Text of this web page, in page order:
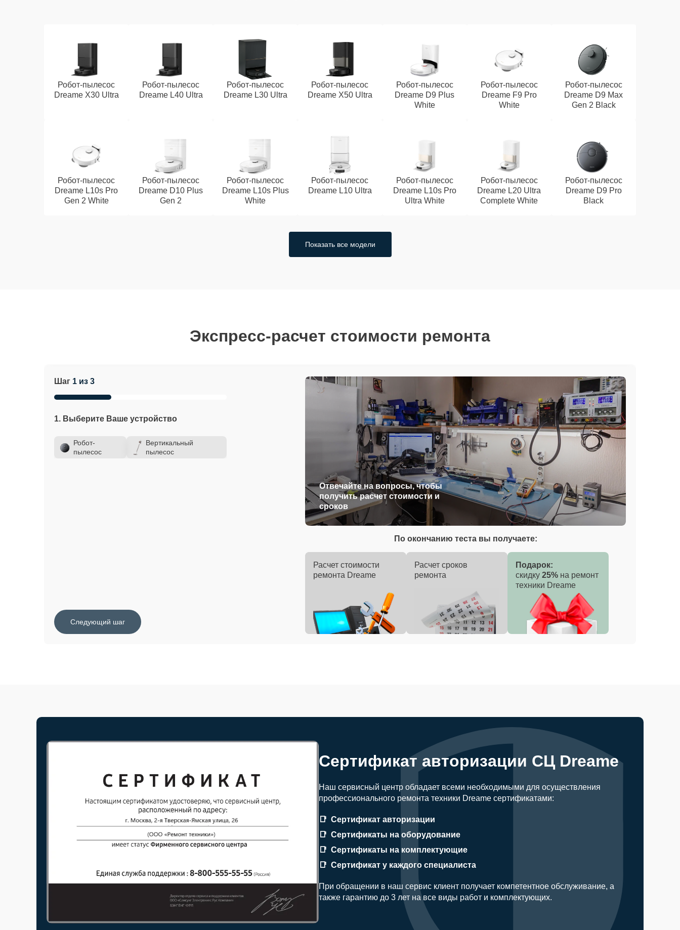
Робот-пылесос
Dreame X30 Ultra
Робот-пылесос
Dreame L40 Ultra
Робот-пылесос
Dreame L30 Ultra
Робот-пылесос
Dreame X50 Ultra
Робот-пылесос
Dreame D9 Plus
White
Робот-пылесос
Dreame F9 Pro
White
Робот-пылесос
Dreame D9 Max
Gen 2 Black
Робот-пылесос
Dreame L10s Pro
Gen 2 White
Робот-пылесос
Dreame D10 Plus
Gen 2
Робот-пылесос
Dreame L10s Plus
White
Робот-пылесос
Dreame L10 Ultra
Робот-пылесос
Dreame L10s Pro
Ultra White
Робот-пылесос
Dreame L20 Ultra
Complete White
Робот-пылесос
Dreame D9 Pro
Black
Показать все модели
Экспресс-расчет стоимости ремонта
Шаг 1 из 3
1. Выберите Ваше устройство
Робот-
пылесос
Вертикальный
пылесос
Отвечайте на вопросы, чтобы
получить расчет стоимости и
сроков
Следующий шаг
По окончанию теста вы получаете:
Расчет стоимости
ремонта Dreame
Расчет сроков
ремонта
Подарок:
скидку 25% на ремонт
техники Dreame
Сертификат авторизации СЦ Dreame
Наш сервисный центр обладает всеми необходимыми для осуществления
профессионального ремонта техники Dreame сертификатами:
Сертификат авторизации
Сертификаты на оборудование
Сертификаты на комплектующие
Сертификат у каждого специалиста
При обращении в наш сервис клиент получает компетентное обслуживание, а
также гарантию до 3 лет на все виды работ и комплектующих.